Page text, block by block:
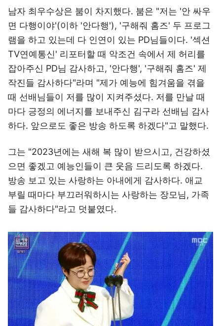
남자 최우수상은 붐이 차지했다. 붐은 "저는 '안 싸우
면 다행이야'(이하 '안다행'), '구해줘 홈즈' 두 프로그
램을 하고 있는데 다 인연이 있는 PD님들이다. '섹션
TV연예통신' 리포터할 때 악조건 속에서 제 허리를
잡아주신 PD님 감사하고, '안다행', '구해줘 홈즈' 제
작진들 감사하다"라며 "제가 예능에 힘겨움을 겪을
때 선배님들이 저를 많이 지켜주셨다. 저를 만날 때
마다 긍정의 에너지를 보내주신 김구라 선배님 감사
하다. 앞으로도 좋은 방송 하도록 하겠다"고 말했다.
그는 "2023년에는 새해 복 많이 받으시고, 건강하셨
으면 좋겠고 예능인들이 큰 웃음 드리도록 하겠다.
방송 보고 있는 사랑하는 아내에게 감사하다. 애교
부릴 때마다 부끄러워하시는 사랑하는 장모님, 가족
들 감사하다"라고 덧붙였다.